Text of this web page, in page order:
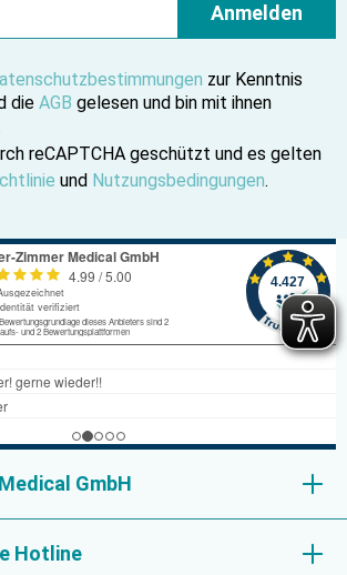
Anmelden
zur Kenntnis
die AGB gelesen und bin mit ihnen
reCAPTCHA geschützt und es gelten
und Nutzungsbedingungen.
GmbH
Hotline